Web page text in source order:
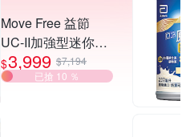
Move Free 益節
UC-II加強型迷你錠
6瓶(共180錠)
$3,999 $7,194
已搶 10 ％